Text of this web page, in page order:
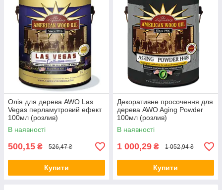
Олія для дерева AWO Las
Vegas перламутровий ефект
100мл (розлив)
В наявності
500,15 ₴ 526,47 ₴
Купити
Декоративне просочення для
дерева AWO Aging Powder
100мл (розлив)
В наявності
1 000,29 ₴ 1 052,94 ₴
Купити